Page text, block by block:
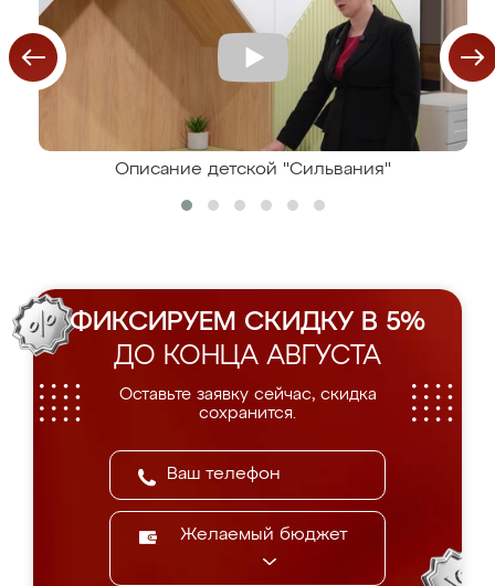
Описание детской "Сильвания"
ФИКСИРУЕМ СКИДКУ В 5%
ДО КОНЦА АВГУСТА
Оставьте заявку сейчас, скидка
сохранится.
Желаемый бюджет